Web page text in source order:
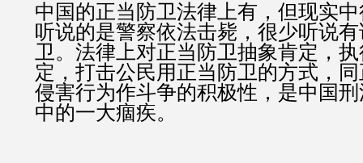
中国的正当防卫法律上有，但现实
听说的是警察依法击毙，很少听说
卫。法律上对正当防卫抽象肯定，
定，打击公民用正当防卫的方式，
侵害行为作斗争的积极性，是中国
中的一大痼疾。